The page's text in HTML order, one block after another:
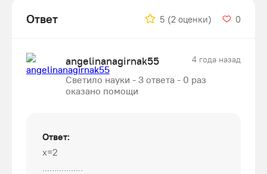
Ответ 5 (2 оценки) 0
angelinanagirnak55 4 года назад
Светило науки - 3 ответа - 0 раз
оказано помощи
Ответ:
x=2
.................